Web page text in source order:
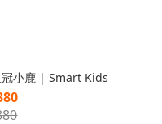
冠小鹿 | Smart Kids